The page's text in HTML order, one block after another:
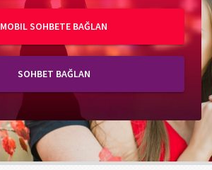
MOBIL SOHBETE BAĞLAN
SOHBET BAĞLAN